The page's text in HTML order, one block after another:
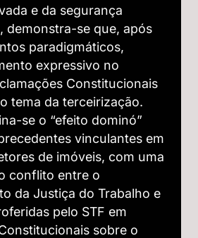
e da segurança
demonstra-se que, após
paradigmáticos,
expressivo no
Constitucionais
tema da terceirização.
se o “efeito dominó”
vinculantes em
de imóveis, com uma
conflito entre o
da Justiça do Trabalho e
pelo STF em
sobre o